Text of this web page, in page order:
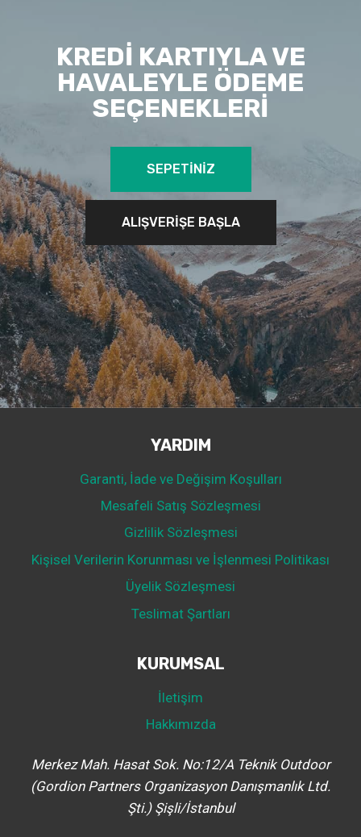
KREDİ KARTIYLA VE
HAVALEYLE ÖDEME
SEÇENEKLERİ
SEPETİNİZ
ALIŞVERİŞE BAŞLA
YARDIM
Garanti, İade ve Değişim Koşulları
Mesafeli Satış Sözleşmesi
Gizlilik Sözleşmesi
Kişisel Verilerin Korunması ve İşlenmesi Politikası
Üyelik Sözleşmesi
Teslimat Şartları
KURUMSAL
İletişim
Hakkımızda
Merkez Mah. Hasat Sok. No:12/A Teknik Outdoor
(Gordion Partners Organizasyon Danışmanlık Ltd.
Şti.) Şişli/İstanbul